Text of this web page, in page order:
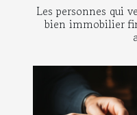
Les personnes qui
bien immobilier